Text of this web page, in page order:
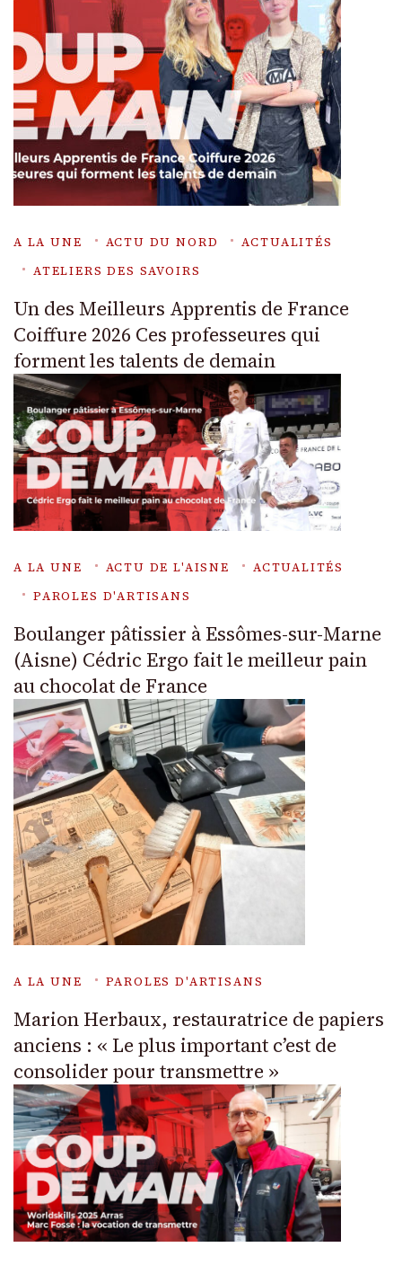
A LA UNE ACTU DU NORD
ACTUALITÉS
ATELIERS DES SAVOIRS
Un des Meilleurs Apprentis de France
Coiffure 2026 Ces professeures qui
forment les talents de demain
A LA UNE ACTU DE L'AISNE
ACTUALITÉS
PAROLES D'ARTISANS
Boulanger pâtissier à Essômes-sur-Marne
(Aisne) Cédric Ergo fait le meilleur pain
au chocolat de France
A LA UNE PAROLES D'ARTISANS
Marion Herbaux, restauratrice de papiers
anciens : « Le plus important c’est de
consolider pour transmettre »